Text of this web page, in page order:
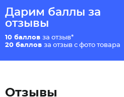
Дарим баллы за
отзывы
10 баллов за отзыв*
20 баллов за отзыв с фото товара
Отзывы